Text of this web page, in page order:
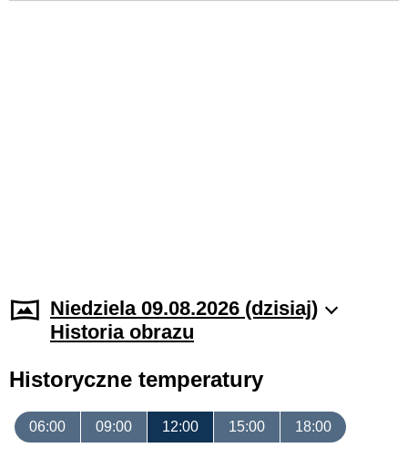
Niedziela 09.08.2026 (dzisiaj)
Historia obrazu
Historyczne temperatury
06:00 09:00 12:00 15:00 18:00